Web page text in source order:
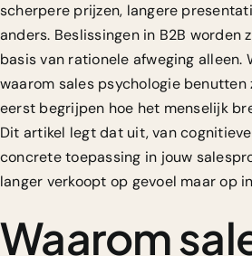
scherpere prijzen, langere
anders. Beslissingen in B2B worden
basis van rationele afweging alleen.
waarom sales psychologie benutten
eerst begrijpen hoe het menselijk
Dit artikel legt dat uit, van
concrete toepassing in jouw
langer verkoopt op gevoel maar op
Waarom